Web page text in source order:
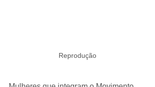
Reprodução